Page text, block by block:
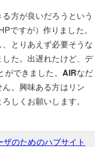
方が良いだろうという
ですが）作りました。
とりあえず必要そうな
た。出遅れたけど、デ
できました。 AIRなだ
。興味ある方はリン
しくお願いします。
のためのハブサイト